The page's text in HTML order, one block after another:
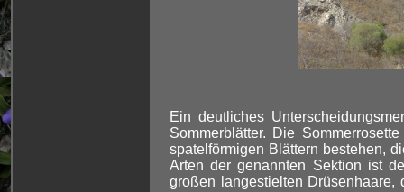
Ein deutliches
Sommerblätter. Die
spatelförmigen Blättern bestehen,
Arten der genannten Sektion ist
großen langestielten